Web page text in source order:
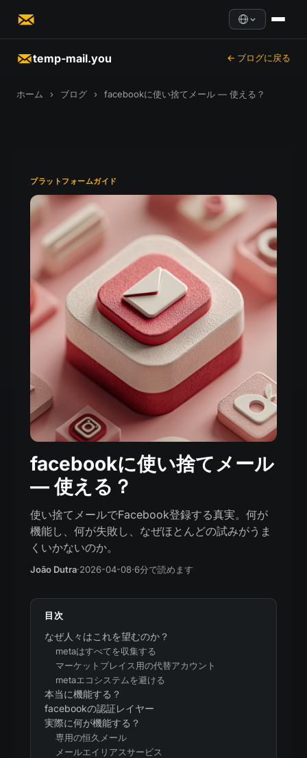
temp-mail.you ← ブログに戻る
ホーム › ブログ › facebookに使い捨てメール — 使える？
プラットフォームガイド
facebookに使い捨てメール
— 使える？
使い捨てメールでFacebook登録する真実。何が
機能し、何が失敗し、なぜほとんどの試みがうま
くいかないのか。
João Dutra·2026-04-08·6分で読めます
目次
なぜ人々はこれを望むのか？
metaはすべてを収集する
マーケットプレイス用の代替アカウント
metaエコシステムを避ける
本当に機能する？
facebookの認証レイヤー
実際に何が機能する？
専用の恒久メール
メールエイリアスサービス